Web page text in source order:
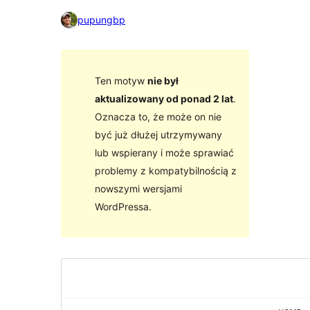
pupungbp
Ten motyw nie był
aktualizowany od ponad 2 lat.
Oznacza to, że może on nie
być już dłużej utrzymywany
lub wspierany i może sprawiać
problemy z kompatybilnością z
nowszymi wersjami
WordPressa.